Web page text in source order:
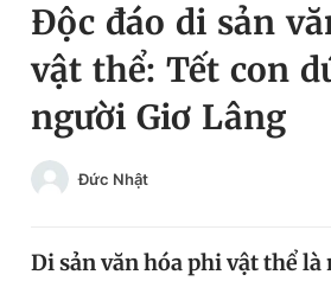
Chuyên mục
Chuyên mục khác
Chào ngày mới
Tin
Đổi mật khẩu
Tin đã lưu
Tin đã xem
Độc đáo di sản
vật thể: Tết con
người Giơ Lâng
Đức Nhật
Di sản văn hóa phi vật thể